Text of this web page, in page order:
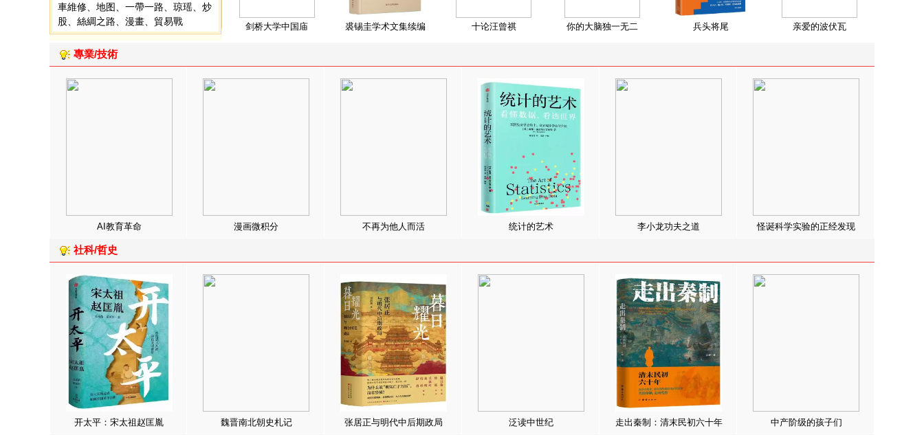
車維修
地图 一帶一路 琼瑶
炒
股
絲綢之路 漫畫 貿易戰 剑桥大学中国庙 裘锡圭学术文集续编 十论汪曾祺 你的大脑独一无二 兵头将尾 亲爱的波伏瓦
專業/技術
AI教育革命 漫画微积分 不再为他人而活 统计的艺术 李小龙功夫之道 怪诞科学实验的正经发现
社科/哲史
开太平：宋太祖赵匡胤 魏晋南北朝史札记 张居正与明代中后期政局 泛读中世纪 走出秦制：清末民初六十年 中产阶级的孩子们